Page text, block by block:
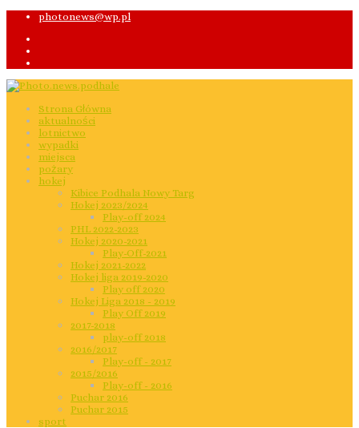
photonews@wp.pl
Strona Główna
aktualności
lotnictwo
wypadki
miejsca
pożary
hokej
Kibice Podhala Nowy Targ
Hokej 2023/2024
Play-off 2024
PHL 2022-2023
Hokej 2020-2021
Play-Off-2021
Hokej 2021-2022
Hokej liga 2019-2020
Play off 2020
Hokej Liga 2018 - 2019
Play Off 2019
2017-2018
play-off 2018
2016/2017
Play-off - 2017
2015/2016
Play-off - 2016
Puchar 2016
Puchar 2015
sport